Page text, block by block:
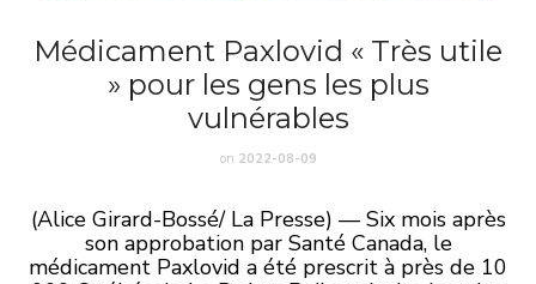
Médicament Paxlovid « Très utile
» pour les gens les plus
vulnérables
on 2022-08-09
(Alice Girard-Bossé/ La Presse) — Six mois après
son approbation par Santé Canada, le
médicament Paxlovid a été prescrit à près de 10